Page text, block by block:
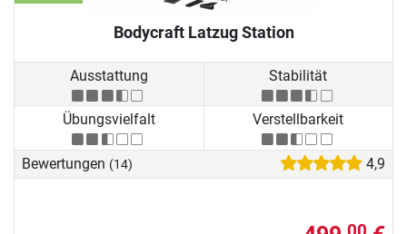
Bodycraft Latzug Station
Ausstattung Stabilität
Übungsvielfalt Verstellbarkeit
Bewertungen (14) 4,9